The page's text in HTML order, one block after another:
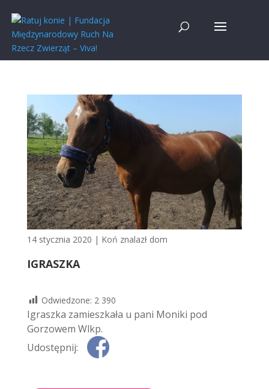
14 stycznia 2020 | Koń znalazł dom
IGRASZKA
Odwiedzone: 2 390
Igraszka zamieszkała u pani Moniki pod
Gorzowem Wlkp.
Udostępnij: